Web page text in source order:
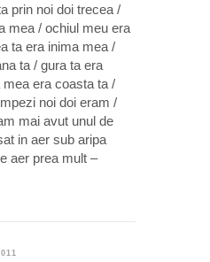
prin noi doi trecea /
mea / ochiul meu era
ta era inima mea /
ta / gura ta era
era coasta ta /
noi doi eram /
mai avut unul de
in aer sub aripa
aer prea mult –